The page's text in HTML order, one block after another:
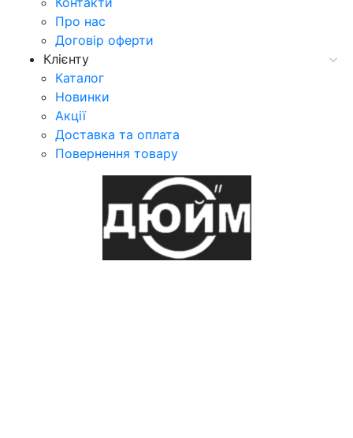
Про нас
Договір оферти
Клієнту
Каталог
Новинки
Акції
Доставка та оплата
Повернення товару